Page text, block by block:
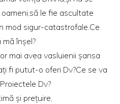
le fie ascultate
mod sigur-catastrofale.Ce
înșel?
mai avea vasluienii șansa
fi putut-o oferi Dv?Ce se va
Dv?
și prețuire,